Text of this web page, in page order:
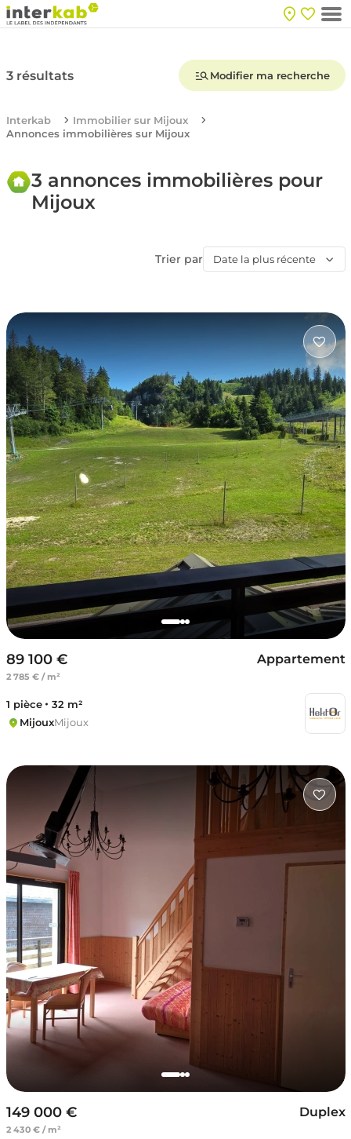
3 résultats Modifier ma recherche
Interkab
Immobilier sur Mijoux
Annonces immobilières sur Mijoux
3 annonces immobilières pour
Mijoux
Trier par Date la plus récente
89 100 €
2 785 € / m²
Appartement
1 pièce
32 m²
MijouxMijoux
149 000 €
2 430 € / m²
Duplex